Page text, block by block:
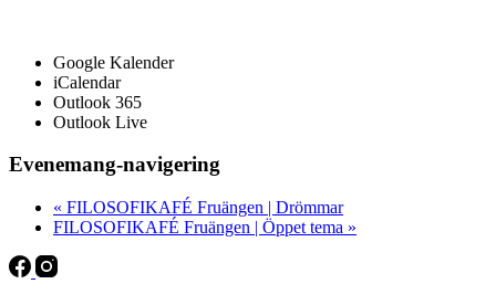
Google Kalender
iCalendar
Outlook 365
Outlook Live
Evenemang-navigering
« FILOSOFIKAFÉ Fruängen | Drömmar
FILOSOFIKAFÉ Fruängen | Öppet tema »